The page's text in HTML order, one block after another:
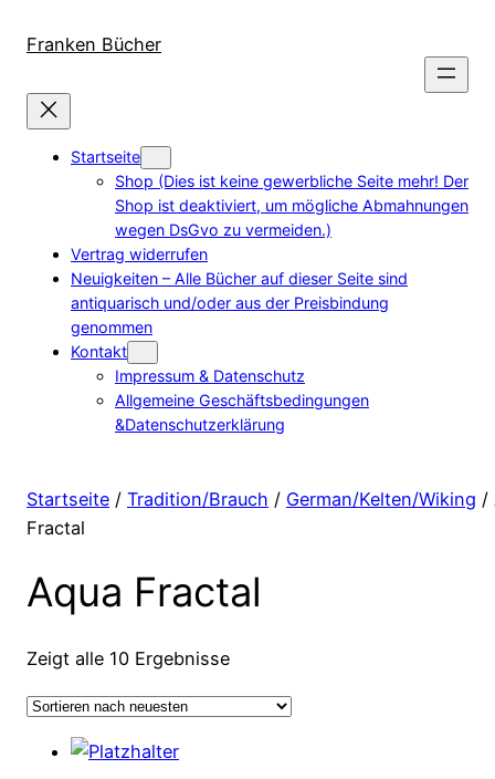
zum
wechseln
Franken Bücher
Startseite
Shop (Dies ist keine gewerbliche Seite mehr! Der
Shop ist deaktiviert, um mögliche Abmahnungen
wegen DsGvo zu vermeiden.)
Vertrag widerrufen
Neuigkeiten – Alle Bücher auf dieser Seite sind
antiquarisch und/oder aus der Preisbindung
genommen
Kontakt
Impressum & Datenschutz
Allgemeine Geschäftsbedingungen
&Datenschutzerklärung
Startseite / Tradition/Brauch / German/Kelten/Wiking /
Fractal
Aqua Fractal
Zeigt alle 10 Ergebnisse